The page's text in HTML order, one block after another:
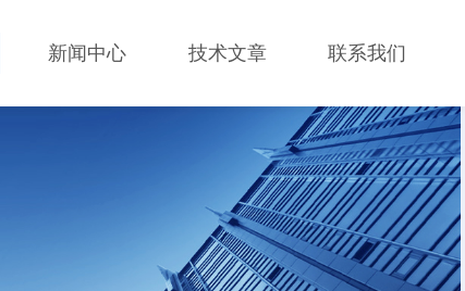
新闻中心 技术文章 联系我们